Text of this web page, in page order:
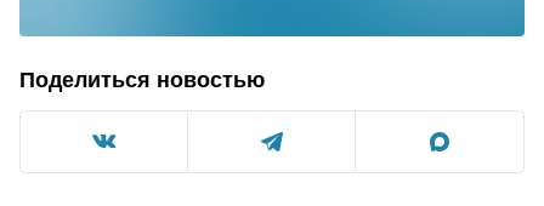
Поделиться новостью